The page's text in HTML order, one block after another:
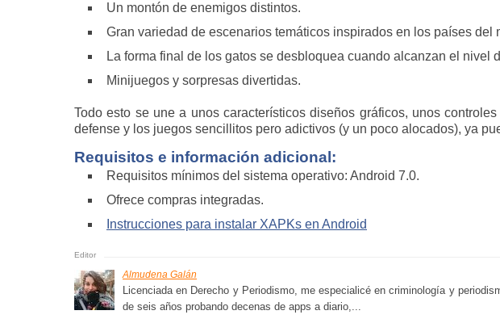
Un montón de enemigos distintos.
Gran variedad de escenarios temáticos inspirados en los países del
La forma final de los gatos se desbloquea cuando alcanzan el nivel
Minijuegos y sorpresas divertidas.
Todo esto se une a unos característicos diseños gráficos, unos
defense y los juegos sencillitos pero adictivos (y un poco alocados), ya
Requisitos e información adicional:
Requisitos mínimos del sistema operativo: Android 7.0.
Ofrece compras integradas.
Instrucciones para instalar XAPKs en Android
Almudena Galán
Licenciada en Derecho y Periodismo, me especialicé en criminología y
de seis años probando decenas de apps a diario,...